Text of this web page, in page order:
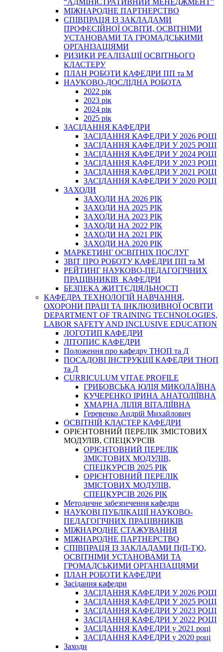
“АДМІНІСТРАТИВНИЙ МЕНЕДЖМЕНТ”
МІЖНАРОДНЕ ПАРТНЕРСТВО
СПІВПРАЦЯ ІЗ ЗАКЛАДАМИ
ПРОФЕСІЙНОЇ ОСВІТИ, ОСВІТНІМИ
УСТАНОВАМИ ТА ГРОМАДСЬКИМИ
ОРГАНІЗАЦІЯМИ
РИЗИКИ РЕАЛІЗАЦІЇ ОСВІТНЬОГО
КЛАСТЕРУ
ПЛАН РОБОТИ КАФЕДРИ ПП та М
НАУКОВО-ДОСЛІДНА РОБОТА
2022 рік
2023 рік
2024 рік
2025 рік
ЗАСІДАННЯ КАФЕДРИ
ЗАСІДАННЯ КАФЕДРИ У 2026 РОЦІ
ЗАСІДАННЯ КАФЕДРИ У 2025 РОЦІ
ЗАСІДАННЯ КАФЕДРИ У 2024 РОЦІ
ЗАСІДАННЯ КАФЕДРИ У 2023 РОЦІ
ЗАСІДАННЯ КАФЕДРИ У 2021 РОЦІ
ЗАСІДАННЯ КАФЕДРИ У 2020 РОЦІ
ЗАХОДИ
ЗАХОДИ НА 2026 РІК
ЗАХОДИ НА 2025 РІК
ЗАХОДИ НА 2023 РІК
ЗАХОДИ НА 2022 РІК
ЗАХОДИ НА 2021 РІК
ЗАХОДИ НА 2020 РІК
МАРКЕТИНГ ОСВІТНІХ ПОСЛУГ
3BIT ПРО РОБОТУ КАФЕДРИ ПП та М
РЕЙТИНГ НАУКОВО-ПЕДАГОГІЧНИХ
ПРАЦІВНИКІВ КАФЕДРИ
БЕЗПЕКА ЖИТТЄДІЯЛЬНОСТІ
КАФЕДРА ТЕХНОЛОГІЙ НАВЧАННЯ,
ОХОРОНИ ПРАЦІ ТА ІНКЛЮЗИВНОЇ ОСВІТИ
DEPARTMENT OF TRAINING TECHNOLOGIES,
LABOR SAFETY AND INCLUSIVE EDUCATION
ЛОГОТИП КАФЕДРИ
ЛІТОПИС КАФЕДРИ
Положення про кафедру ТНОП та Д
ПОСАДОВІ ІНСТРУКЦІЇ КАФЕДРИ ТНОП
та Д
CURRICULUM VITAE PROFILE
ГРИБОВСЬКА ЮЛІЯ МИКОЛАЇВНА
КУЧЕРЕНКО ІРИНА АНАТОЛІЇВНА
ХМАРНА ЛІЛІЯ ВІТАЛІЇВНА
Геревенко Андрій Михайлович
ОСВІТНІЙ КЛАСТЕР КАФЕДРИ
ОРІЄНТОВНИЙ ПЕРЕЛІК ЗМІСТОВИХ
МОДУЛІВ, СПЕЦКУРСІВ
ОРІЄНТОВНИЙ ПЕРЕЛІК
ЗМІСТОВИХ МОДУЛІВ,
СПЕЦКУРСІВ 2025 РІК
ОРІЄНТОВНИЙ ПЕРЕЛІК
ЗМІСТОВИХ МОДУЛІВ,
СПЕЦКУРСІВ 2026 РІК
Методичне забезпечення кафедри
НАУКОВІ ПУБЛІКАЦІЇ НАУКОВО-
ПЕДАГОГІЧНИХ ПРАЦІВНИКІВ
МІЖНАРОДНЕ СТАЖУВАННЯ
МІЖНАРОДНЕ ПАРТНЕРСТВО
СПІВПРАЦЯ ІЗ ЗАКЛАДАМИ П(П-Т)О,
ОСВІТНІМИ УСТАНОВАМИ ТА
ГРОМАДСЬКИМИ ОРГАНІЗАЦІЯМИ
ПЛАН РОБОТИ КАФЕДРИ
Засідання кафедри
ЗАСІДАННЯ КАФЕДРИ У 2026 РОЦІ
ЗАСІДАННЯ КАФЕДРИ У 2025 РОЦІ
ЗАСІДАННЯ КАФЕДРИ У 2023 РОЦІ
ЗАСІДАННЯ КАФЕДРИ У 2022 РОЦІ
ЗАСІДАННЯ КАФЕДРИ у 2021 році
ЗАСІДАННЯ КАФЕДРИ у 2020 році
Заходи